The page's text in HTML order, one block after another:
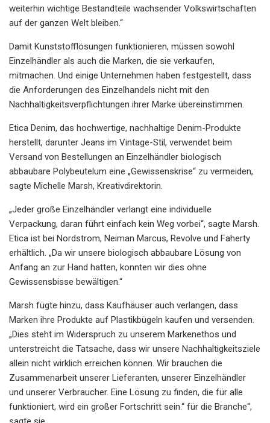
weiterhin wichtige Bestandteile wachsender Volkswirtschaften
auf der ganzen Welt bleiben.“
Damit Kunststofflösungen funktionieren, müssen sowohl
Einzelhändler als auch die Marken, die sie verkaufen,
mitmachen. Und einige Unternehmen haben festgestellt, dass
die Anforderungen des Einzelhandels nicht mit den
Nachhaltigkeitsverpflichtungen ihrer Marke übereinstimmen.
Etica Denim, das hochwertige, nachhaltige Denim-Produkte
herstellt, darunter Jeans im Vintage-Stil, verwendet beim
Versand von Bestellungen an Einzelhändler biologisch
abbaubare Polybeutelum eine „Gewissenskrise“ zu vermeiden,
sagte Michelle Marsh, Kreativdirektorin.
„Jeder große Einzelhändler verlangt eine individuelle
Verpackung, daran führt einfach kein Weg vorbei“, sagte Marsh.
Etica ist bei Nordstrom, Neiman Marcus, Revolve und Faherty
erhältlich. „Da wir unsere biologisch abbaubare Lösung von
Anfang an zur Hand hatten, konnten wir dies ohne
Gewissensbisse bewältigen.“
Marsh fügte hinzu, dass Kaufhäuser auch verlangen, dass
Marken ihre Produkte auf Plastikbügeln kaufen und versenden.
„Dies steht im Widerspruch zu unserem Markenethos und
unterstreicht die Tatsache, dass wir unsere Nachhaltigkeitsziele
allein nicht wirklich erreichen können. Wir brauchen die
Zusammenarbeit unserer Lieferanten, unserer Einzelhändler
und unserer Verbraucher. Eine Lösung zu finden, die für alle
funktioniert, wird ein großer Fortschritt sein.“ für die Branche“,